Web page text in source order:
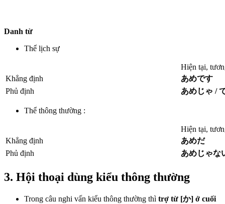
Danh từ
Thể lịch sự
Hiện tại,
Khẳng định
あめです
Phủ định
あめじゃ /
Thể thông thường :
Hiện tại,
Khẳng định
あめだ
Phủ định
あめじゃな
3. Hội thoại dùng kiểu thông thường
Trong câu nghi vấn kiểu thông thường thì trợ từ [か] ở cuối